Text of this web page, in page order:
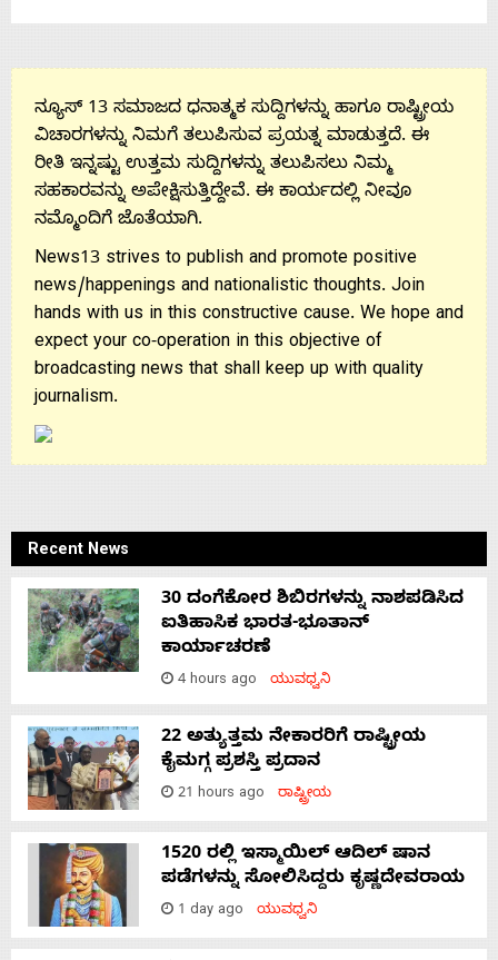
Us
Advertise
With
Contact
Us
ನ್ಯೂಸ್ 13 ಸಮಾಜದ ಧನಾತ್ಮಕ ಸುದ್ದಿಗಳನ್ನು ಹಾಗೂ ರಾಷ್ಟ್ರೀಯ
ವಿಚಾರಗಳನ್ನು ನಿಮಗೆ ತಲುಪಿಸುವ ಪ್ರಯತ್ನ ಮಾಡುತ್ತದೆ. ಈ
ರೀತಿ ಇನ್ನಷ್ಟು ಉತ್ತಮ ಸುದ್ದಿಗಳನ್ನು ತಲುಪಿಸಲು ನಿಮ್ಮ
ಸಹಕಾರವನ್ನು ಅಪೇಕ್ಷಿಸುತ್ತಿದ್ದೇವೆ. ಈ ಕಾರ್ಯದಲ್ಲಿ ನೀವೂ
ನಮ್ಮೊಂದಿಗೆ ಜೊತೆಯಾಗಿ.
News13 strives to publish and promote positive
news/happenings and nationalistic thoughts. Join
hands with us in this constructive cause. We hope and
expect your co-operation in this objective of
broadcasting news that shall keep up with quality
journalism.
Recent News
30 ದಂಗೆಕೋರ ಶಿಬಿರಗಳನ್ನು ನಾಶಪಡಿಸಿದ
ಐತಿಹಾಸಿಕ ಭಾರತ-ಭೂತಾನ್
ಕಾರ್ಯಾಚರಣೆ
4 hours ago ಯುವಧ್ವನಿ
22 ಅತ್ಯುತ್ತಮ ನೇಕಾರರಿಗೆ ರಾಷ್ಟ್ರೀಯ
ಕೈಮಗ್ಗ ಪ್ರಶಸ್ತಿ ಪ್ರದಾನ
21 hours ago ರಾಷ್ಟ್ರೀಯ
1520 ರಲ್ಲಿ ಇಸ್ಮಾಯಿಲ್ ಆದಿಲ್ ಷಾನ
ಪಡೆಗಳನ್ನು ಸೋಲಿಸಿದ್ದರು ಕೃಷ್ಣದೇವರಾಯ
1 day ago ಯುವಧ್ವನಿ